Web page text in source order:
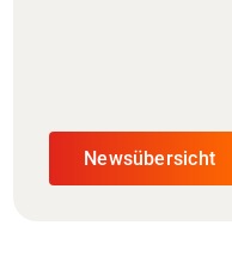
Newsübersicht